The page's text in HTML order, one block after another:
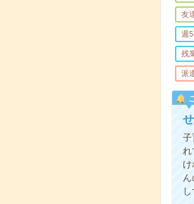
友
週
残
派
子
れ